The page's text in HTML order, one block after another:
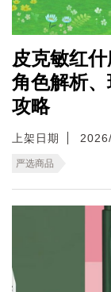
皮克敏红
角色解析
攻略
上架日期
严选商品